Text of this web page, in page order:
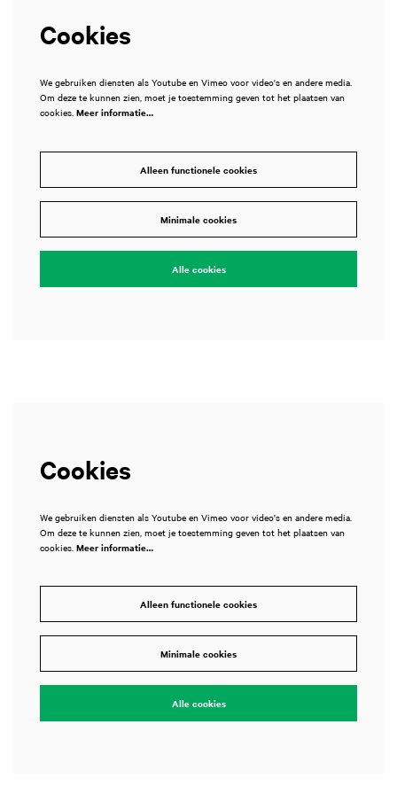
Cookies
We gebruiken diensten als Youtube en Vimeo voor video's en andere media.
Om deze te kunnen zien, moet je toestemming geven tot het plaatsen van
cookies. Meer informatie…
Alleen functionele cookies
Minimale cookies
Alle cookies
Cookies
We gebruiken diensten als Youtube en Vimeo voor video's en andere media.
Om deze te kunnen zien, moet je toestemming geven tot het plaatsen van
cookies. Meer informatie…
Alleen functionele cookies
Minimale cookies
Alle cookies